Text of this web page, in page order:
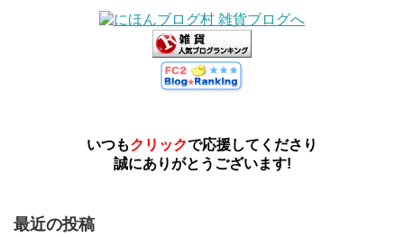
いつもクリックで応援してくださり
誠にありがとうございます!
最近の投稿